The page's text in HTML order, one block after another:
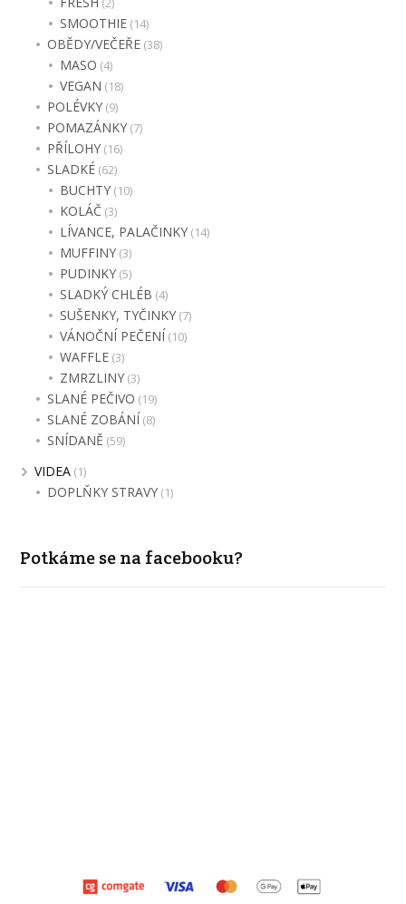
SMOOTHIE (14)
OBĚDY/VEČEŘE (38)
MASO (4)
VEGAN (18)
POLÉVKY (9)
POMAZÁNKY (7)
PŘÍLOHY (16)
SLADKÉ (62)
BUCHTY (10)
KOLÁČ (3)
LÍVANCE, PALAČINKY (14)
MUFFINY (3)
PUDINKY (5)
SLADKÝ CHLÉB (4)
SUŠENKY, TYČINKY (7)
VÁNOČNÍ PEČENÍ (10)
WAFFLE (3)
ZMRZLINY (3)
SLANÉ PEČIVO (19)
SLANÉ ZOBÁNÍ (8)
SNÍDANĚ (59)
VIDEA (1)
DOPLŇKY STRAVY (1)
Potkáme se na facebooku?